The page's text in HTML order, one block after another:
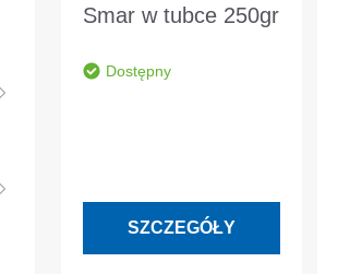
Smar w tubce 250gr
Dostępny
SZCZEGÓŁY